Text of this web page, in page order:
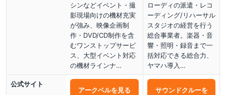
シンなどイベント・撮
影現場向けの機材充実
が強み、映像企画制
作・DVD/CD制作を含
むワンストップサービ
ス、大型イベント対応
の機材ラインナ…
ローディの派遣・レコ
ーディング/リハーサル
スタジオの経営を行う
総合事業者。楽器・音
響・照明・録音まで一
括対応できる総合力、
ヤマハ導入…
公式サイト
アークベルを見る
サウンドクルーを